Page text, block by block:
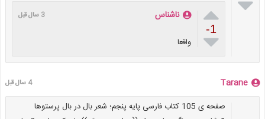

-1

ناشناس 3 سال قبل
واقعا
Tarane 4 سال قبل
صفحه ی 105 کتاب فارسی پایه پنجم؛ شعر بال در بال پرستوها